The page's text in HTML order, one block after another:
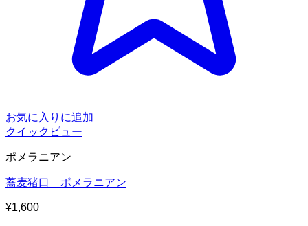
お気に入りに追加
クイックビュー
ポメラニアン
蕎麦猪口 ポメラニアン
¥1,600